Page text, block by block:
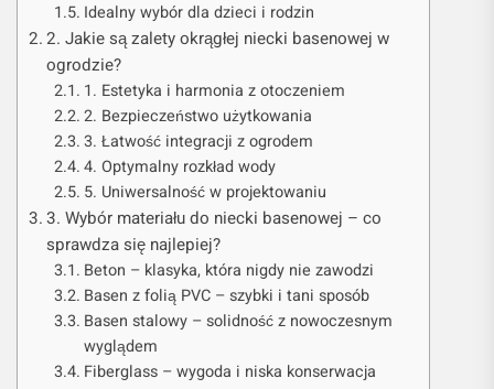
Idealny wybór dla dzieci i rodzin
2. Jakie są zalety okrągłej niecki basenowej w
ogrodzie?
1. Estetyka i harmonia z otoczeniem
2. Bezpieczeństwo użytkowania
3. Łatwość integracji z ogrodem
4. Optymalny rozkład wody
5. Uniwersalność w projektowaniu
3. Wybór materiału do niecki basenowej – co
sprawdza się najlepiej?
Beton – klasyka, która nigdy nie zawodzi
Basen z folią PVC – szybki i tani sposób
Basen stalowy – solidność z nowoczesnym
wyglądem
Fiberglass – wygoda i niska konserwacja